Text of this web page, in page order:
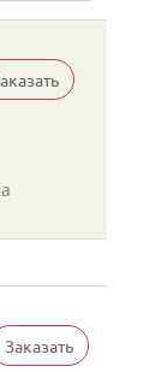
Заказать